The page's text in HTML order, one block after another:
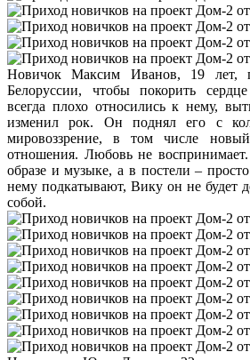
Новичок Максим Иванов, 19 лет,
Белоруссии, чтобы покорить
всегда плохо относились к нему,
изменил рок. Он поднял его с
мировоззрение, в том числе
отношения. Любовь не
образе и музыке, а в постели –
нему подкатывают, Вику он не будет
собой.